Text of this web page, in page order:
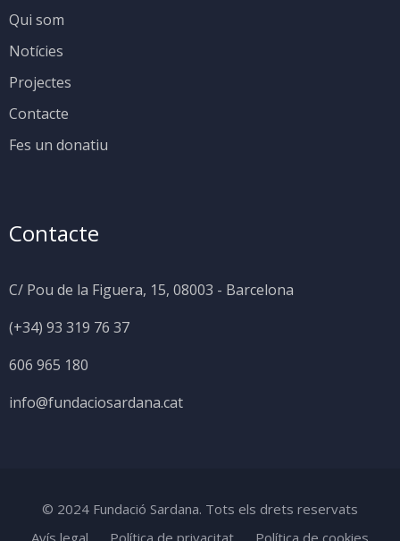
Qui som
Notícies
Projectes
Contacte
Fes un donatiu
Contacte
C/ Pou de la Figuera, 15, 08003 - Barcelona
(+34) 93 319 76 37
606 965 180
info@fundaciosardana.cat
© 2024 Fundació Sardana. Tots els drets reservats